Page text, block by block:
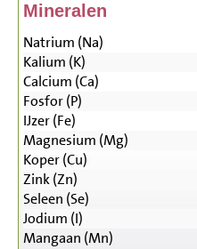
Mineralen
Natrium (Na)
Kalium (K)
Calcium (Ca)
Fosfor (P)
IJzer (Fe)
Magnesium (Mg)
Koper (Cu)
Zink (Zn)
Seleen (Se)
Jodium (I)
Mangaan (Mn)